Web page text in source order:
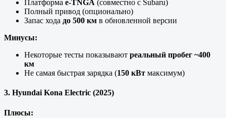
Платформа e-TNGA (совместно с Subaru)
Полный привод (опционально)
Запас хода до 500 км в обновленной версии
Минусы:
Некоторые тесты показывают реальный пробег ~400
км
Не самая быстрая зарядка (150 кВт максимум)
3. Hyundai Kona Electric (2025)
Плюсы: